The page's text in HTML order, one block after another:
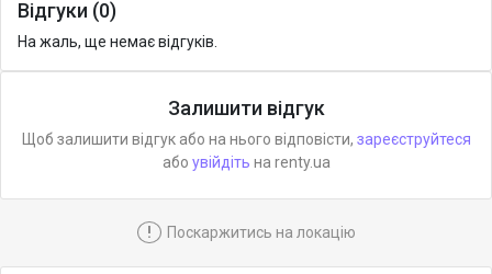
Відгуки (0)
На жаль, ще немає відгуків.
Залишити відгук
Щоб залишити відгук або на нього відповісти, зареєструйтеся
або увійдіть на renty.ua
! Поскаржитись на локацію